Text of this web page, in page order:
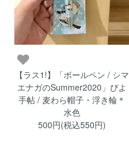
【ラス1!】「ボールペン / シマ
エナガのSummer2020」ぴよ
手帖 / 麦わら帽子・浮き輪＊
水色
500円(税込550円)